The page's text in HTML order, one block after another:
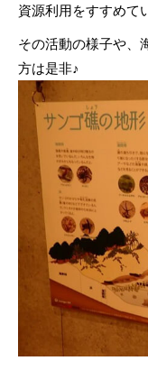
資源利用をすすめて
その活動の様子や、
方は是非♪